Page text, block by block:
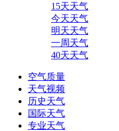
15天天气
今天天气
明天天气
一周天气
40天天气
空气质量
天气视频
历史天气
国际天气
专业天气